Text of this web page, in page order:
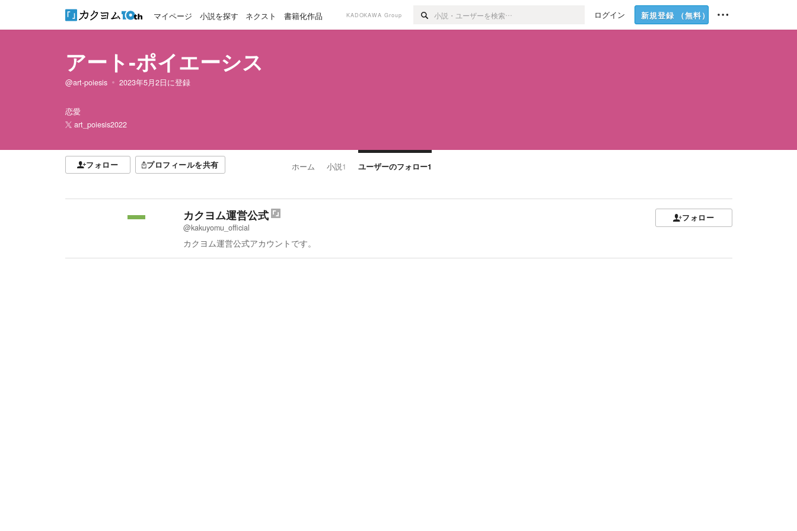
マイページ 小説を探す ネクスト 書籍化作品 KADOKAWA Group ログイン 新規登録 （無料）
アート‐ポイエーシス
@art-poiesis 2023年5月2日に登録
恋愛
art_poiesis2022
フォロー プロフィールを共有 ホーム 小説1 ユーザーのフォロー1
カクヨム運営公式
@kakuyomu_official
カクヨム運営公式アカウントです。
フォロー